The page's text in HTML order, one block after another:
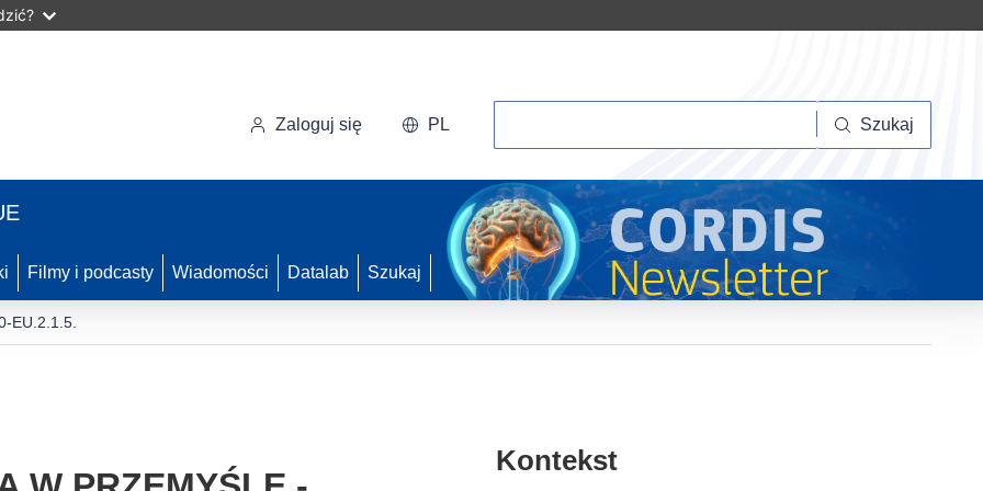
Zaloguj się PL Szukaj
Filmy i podcasty Wiadomości Datalab Szukaj
EU.2.1.5.
Kontekst